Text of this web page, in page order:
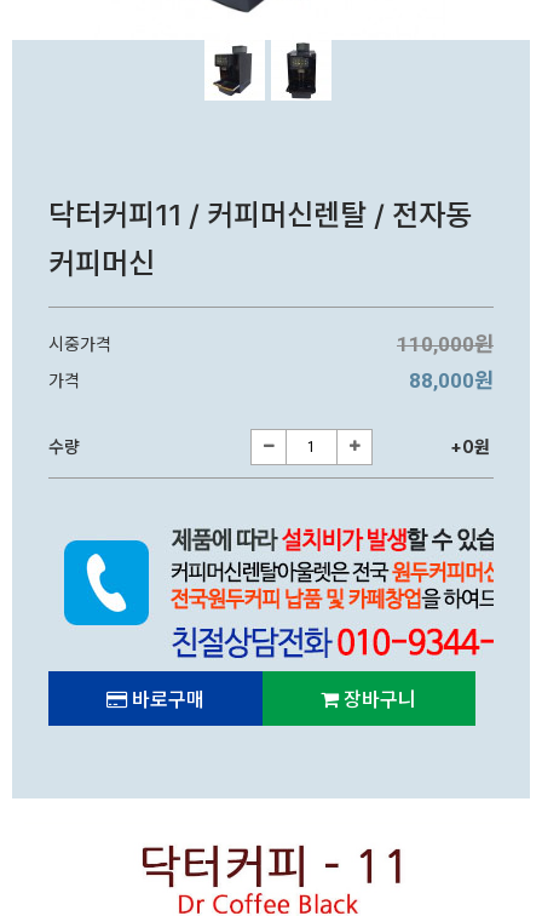
닥터커피11 / 커피머신렌탈 / 전자동
커피머신
시중가격 110,000원
가격 88,000원
수량 +0원
바로구매 장바구니